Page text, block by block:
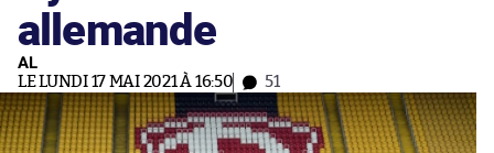
allemande
AL
LE LUNDI 17 MAI 2021 À 16:50 51